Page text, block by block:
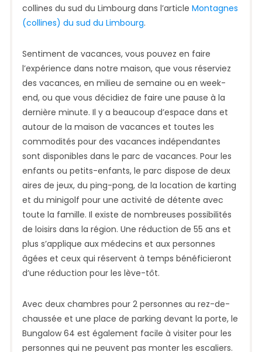
collines du sud du Limbourg dans l’article Montagnes
(collines) du sud du Limbourg.
Sentiment de vacances, vous pouvez en faire
l’expérience dans notre maison, que vous réserviez
des vacances, en milieu de semaine ou en week-
end, ou que vous décidiez de faire une pause à la
dernière minute. Il y a beaucoup d’espace dans et
autour de la maison de vacances et toutes les
commodités pour des vacances indépendantes
sont disponibles dans le parc de vacances. Pour les
enfants ou petits-enfants, le parc dispose de deux
aires de jeux, du ping-pong, de la location de karting
et du minigolf pour une activité de détente avec
toute la famille. Il existe de nombreuses possibilités
de loisirs dans la région. Une réduction de 55 ans et
plus s’applique aux médecins et aux personnes
âgées et ceux qui réservent à temps bénéficieront
d’une réduction pour les lève-tôt.
Avec deux chambres pour 2 personnes au rez-de-
chaussée et une place de parking devant la porte, le
Bungalow 64 est également facile à visiter pour les
personnes qui ne peuvent pas monter les escaliers.